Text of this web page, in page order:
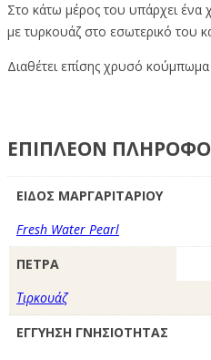
Στο κάτω μέρος του υπάρχει ένα
με τυρκουάζ στο εσωτερικό του
Διαθέτει επίσης χρυσό
ΕΠΙΠΛΈΟΝ
ΕΙΔΟΣ ΜΑΡΓΑΡΙΤΑΡΙΟΥ
Fresh Water Pearl
ΠΕΤΡΑ
Τιρκουάζ
ΕΓΓΥΗΣΗ ΓΝΗΣΙΟΤΗΤΑΣ